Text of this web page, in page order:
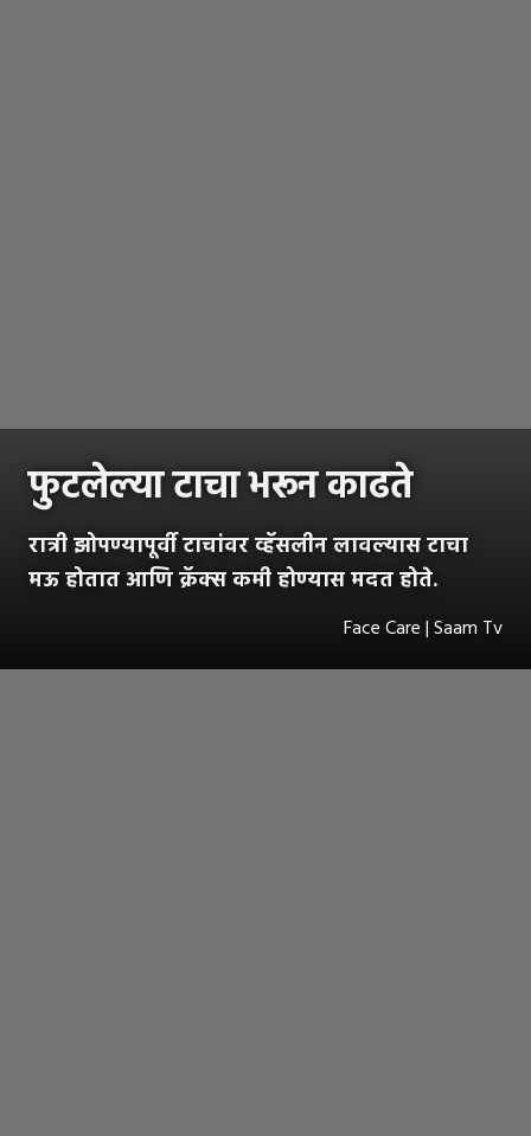
फुटलेल्या टाचा भरून काढते
रात्री झोपण्यापूर्वी टाचांवर व्हॅसलीन लावल्यास टाचा
मऊ होतात आणि क्रॅक्स कमी होण्यास मदत होते.
Face Care | Saam Tv